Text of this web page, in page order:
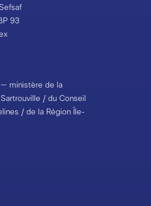
93
– ministère de la
/ du Conseil
/ de la Région Île-